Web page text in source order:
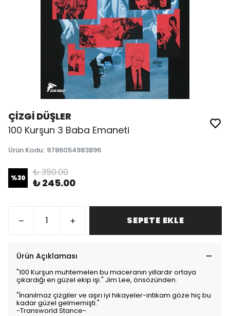
ÇİZGİ DÜŞLER
100 Kurşun 3 Baba Emaneti
Ürün Kodu: 9786054983896
%30 ₺ 350.00
₺ 245.00
SEPETE EKLE
Ürün Açıklaması
"100 Kurşun muhtemelen bu maceranın yıllardır ortaya
çıkardığı en güzel ekip işi." Jim Lee, önsözünden.
"İnanılmaz çizgiler ve aşırı iyi hikayeler-intikam göze hiç bu
kadar güzel gelmemişti."
-Transworld Stance-